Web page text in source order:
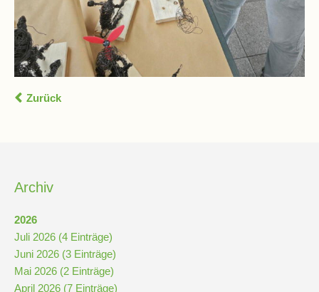
Zurück
Archiv
2026
Juli 2026 (4 Einträge)
Juni 2026 (3 Einträge)
Mai 2026 (2 Einträge)
April 2026 (7 Einträge)